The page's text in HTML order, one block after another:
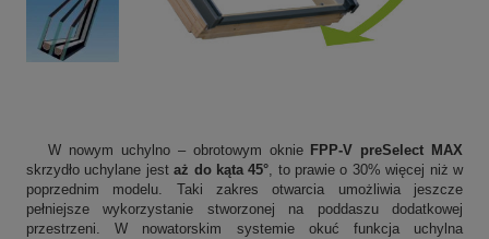
W nowym uchylno – obrotowym oknieFPP-V preSelect MAX
skrzydło uchylane jestaż do kąta 45°, to prawie o 30% więcej niż w
poprzednim modelu. Taki zakres otwarcia umożliwia jeszcze
pełniejsze wykorzystanie stworzonej na poddaszu dodatkowej
przestrzeni. W nowatorskim systemie okuć funkcja uchylna